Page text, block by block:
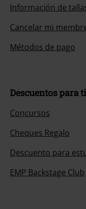
Información de
Cancelar mi
Métodos de pago
Descuentos para ti
Concursos
Cheques Regalo
Descuento para
EMP Backstage Club